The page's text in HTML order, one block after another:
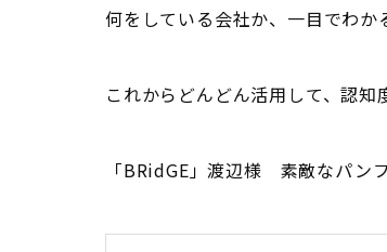
何をしている会社か、一目でわか
これからどんどん活用して、認知
「BRidGE」渡辺様 素敵なパン